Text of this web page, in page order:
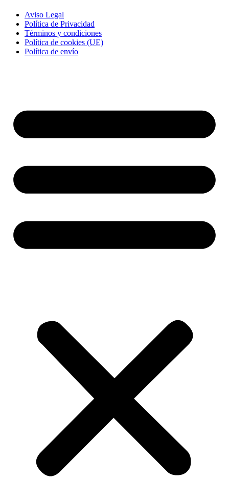
Aviso Legal
Política de Privacidad
Términos y condiciones
Política de cookies (UE)
Política de envío